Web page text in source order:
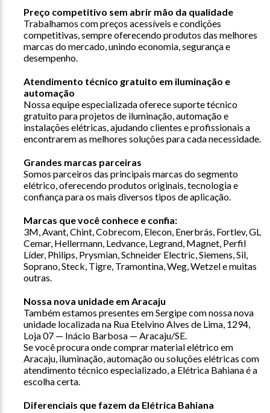
Preço competitivo sem abrir mão da qualidade
Trabalhamos com preços acessíveis e condições
competitivas, sempre oferecendo produtos das melhores
marcas do mercado, unindo economia, segurança e
desempenho.
Atendimento técnico gratuito em iluminação e
automação
Nossa equipe especializada oferece suporte técnico
gratuito para projetos de iluminação, automação e
instalações elétricas, ajudando clientes e profissionais a
encontrarem as melhores soluções para cada necessidade.
Grandes marcas parceiras
Somos parceiros das principais marcas do segmento
elétrico, oferecendo produtos originais, tecnologia e
confiança para os mais diversos tipos de aplicação.
Marcas que você conhece e confia:
3M, Avant, Chint, Cobrecom, Elecon, Enerbrás, Fortlev, GL
Cemar, Hellermann, Ledvance, Legrand, Magnet, Perfil
Líder, Philips, Prysmian, Schneider Electric, Siemens, Sil,
Soprano, Steck, Tigre, Tramontina, Weg, Wetzel e muitas
outras.
Nossa nova unidade em Aracaju
Também estamos presentes em Sergipe com nossa nova
unidade localizada na Rua Etelvino Alves de Lima, 1294,
Loja 07 — Inácio Barbosa — Aracaju/SE.
Se você procura onde comprar material elétrico em
Aracaju, iluminação, automação ou soluções elétricas com
atendimento técnico especializado, a Elétrica Bahiana é a
escolha certa.
Diferenciais que fazem da Elétrica Bahiana